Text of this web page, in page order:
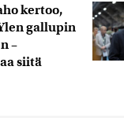
kertoo,
gallupin
–
siitä